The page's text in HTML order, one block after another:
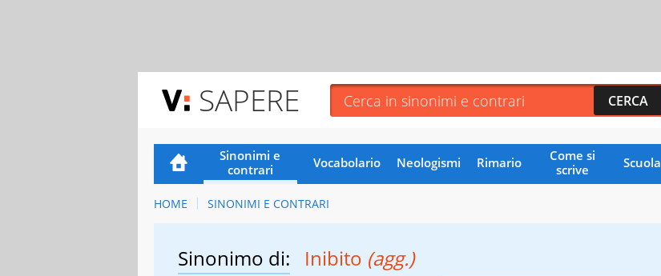
SAPERE
Sinonimi e
contrari
Vocabolario Neologismi Rimario
Come si
scrive
Scuola
HOME SINONIMI E CONTRARI
Sinonimo di: Inibito (agg.)